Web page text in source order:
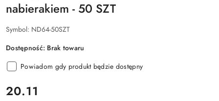
nabierakiem - 50 SZT
Symbol: ND64-50SZT
Dostępność: Brak towaru
Powiadom gdy produkt będzie dostępny
cena:
20.11